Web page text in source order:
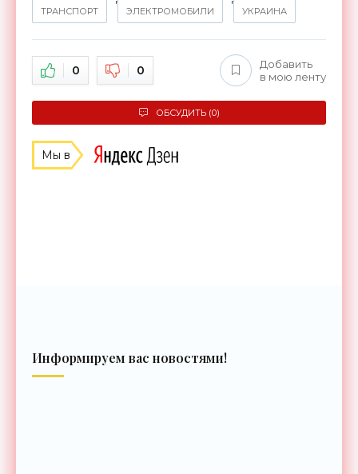
ТРАНСПОРТ ЭЛЕКТРОМОБИЛИ УКРАИНА
0 0
Добавить
в мою ленту
ОБСУДИТЬ (0)
Мы в
Информируем вас новостями!